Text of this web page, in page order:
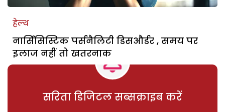
हेल्थ
नार्सिसिस्टिक पर्सनैलिटी डिसऔर्डर , समय पर
इलाज नहीं तो खतरनाक
सरिता डिजिटल सब्सक्राइब करें